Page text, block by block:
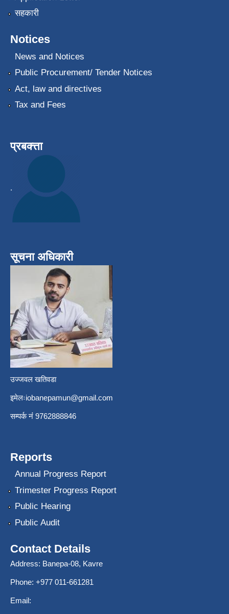
सहकारी
Notices
News and Notices
Public Procurement/ Tender Notices
Act, law and directives
Tax and Fees
प्रबक्त्ता
.
सूचना अधिकारी
उज्जवल खतिवडा
इमेलःiobanepamun@gmail.com
सम्पर्क नंं 9762888846
Reports
Annual Progress Report
Trimester Progress Report
Public Hearing
Public Audit
Contact Details
Address: Banepa-08, Kavre
Phone: +977 011-661281
Email: